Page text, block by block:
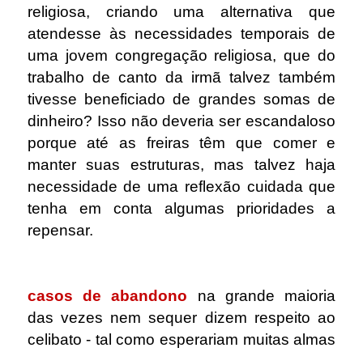
religiosa, criando uma alternativa que
atendesse às necessidades temporais de
uma jovem congregação religiosa, que do
trabalho de canto da irmã talvez também
tivesse beneficiado de grandes somas de
dinheiro? Isso não deveria ser escandaloso
porque até as freiras têm que comer e
manter suas estruturas, mas talvez haja
necessidade de uma reflexão cuidada que
tenha em conta algumas prioridades a
repensar.
casos de abandono
na grande maioria
das vezes nem sequer dizem respeito ao
celibato - tal como esperariam muitas almas